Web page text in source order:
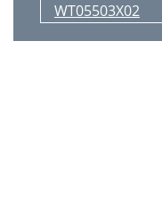
WT05503X02
Printed in Japan